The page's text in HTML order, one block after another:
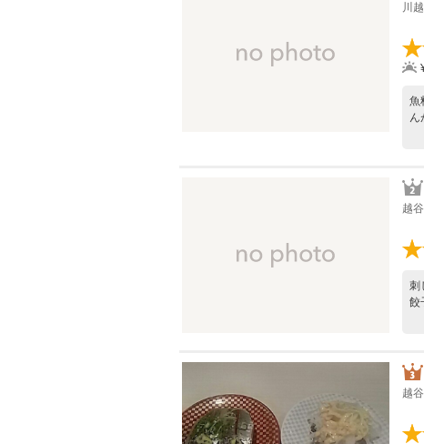
川
魚
ん
越
刺
餃
越